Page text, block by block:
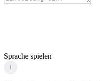
Sprache spielen
i